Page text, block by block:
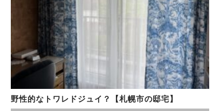
野性的なトワレドジュイ？【札幌市の邸宅】